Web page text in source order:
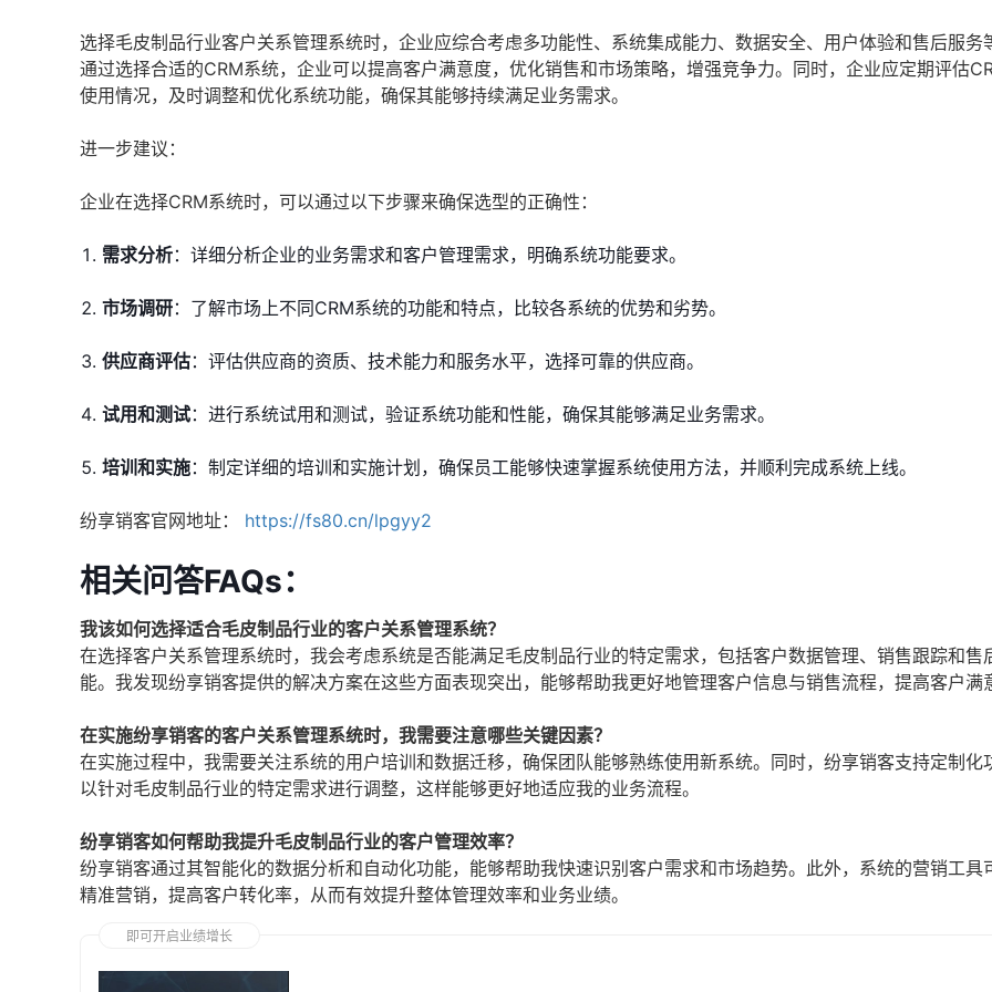
选择毛皮制品行业客户关系管理系统时，企业应综合考虑多功能性、系统集成能力、数据安全、用户体验和售后服务
通过选择合适的CRM系统，企业可以提高客户满意度，优化销售和市场策略，增强竞争力。同时，企业应定期评估
使用情况，及时调整和优化系统功能，确保其能够持续满足业务需求。
进一步建议：
企业在选择CRM系统时，可以通过以下步骤来确保选型的正确性：
需求分析：详细分析企业的业务需求和客户管理需求，明确系统功能要求。
市场调研：了解市场上不同CRM系统的功能和特点，比较各系统的优势和劣势。
供应商评估：评估供应商的资质、技术能力和服务水平，选择可靠的供应商。
试用和测试：进行系统试用和测试，验证系统功能和性能，确保其能够满足业务需求。
培训和实施：制定详细的培训和实施计划，确保员工能够快速掌握系统使用方法，并顺利完成系统上线。
纷享销客官网地址： https://fs80.cn/lpgyy2
相关问答FAQs：
我该如何选择适合毛皮制品行业的客户关系管理系统？
在选择客户关系管理系统时，我会考虑系统是否能满足毛皮制品行业的特定需求，包括客户数据管理、销售跟踪和售
能。我发现纷享销客提供的解决方案在这些方面表现突出，能够帮助我更好地管理客户信息与销售流程，提高客户满
在实施纷享销客的客户关系管理系统时，我需要注意哪些关键因素？
在实施过程中，我需要关注系统的用户培训和数据迁移，确保团队能够熟练使用新系统。同时，纷享销客支持定制化
以针对毛皮制品行业的特定需求进行调整，这样能够更好地适应我的业务流程。
纷享销客如何帮助我提升毛皮制品行业的客户管理效率？
纷享销客通过其智能化的数据分析和自动化功能，能够帮助我快速识别客户需求和市场趋势。此外，系统的营销工具
精准营销，提高客户转化率，从而有效提升整体管理效率和业务业绩。
即可开启业绩增长